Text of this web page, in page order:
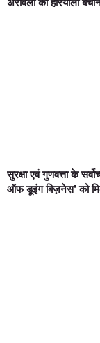
अरावली की हरियाली
सुरक्षा एवं गुणवत्ता के
ऑफ डूइंग बिज़नेस’ को